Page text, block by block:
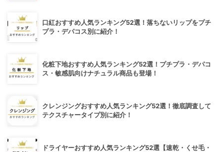
口紅おすすめ人気ランキング52選！落ちないリップをプチ
プラ・デパコス別に紹介！
化粧下地おすすめ人気ランキング52選！プチプラ・デパコ
ス・敏感肌向けナチュラル商品も登場！
クレンジングおすすめ人気ランキング52選！徹底調査して
テクスチャータイプ別に紹介！
ドライヤーおすすめ人気ランキング52選【速乾・くせ毛・